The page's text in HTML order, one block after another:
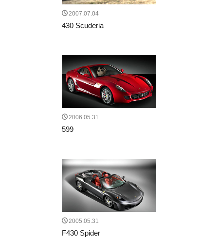
2007.07.04
430 Scuderia
2006.05.31
599
2005.05.31
F430 Spider